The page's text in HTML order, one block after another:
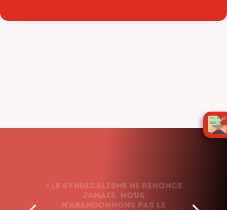
jamais. Nous
n’abandonnons pas le
combat, quels que soient